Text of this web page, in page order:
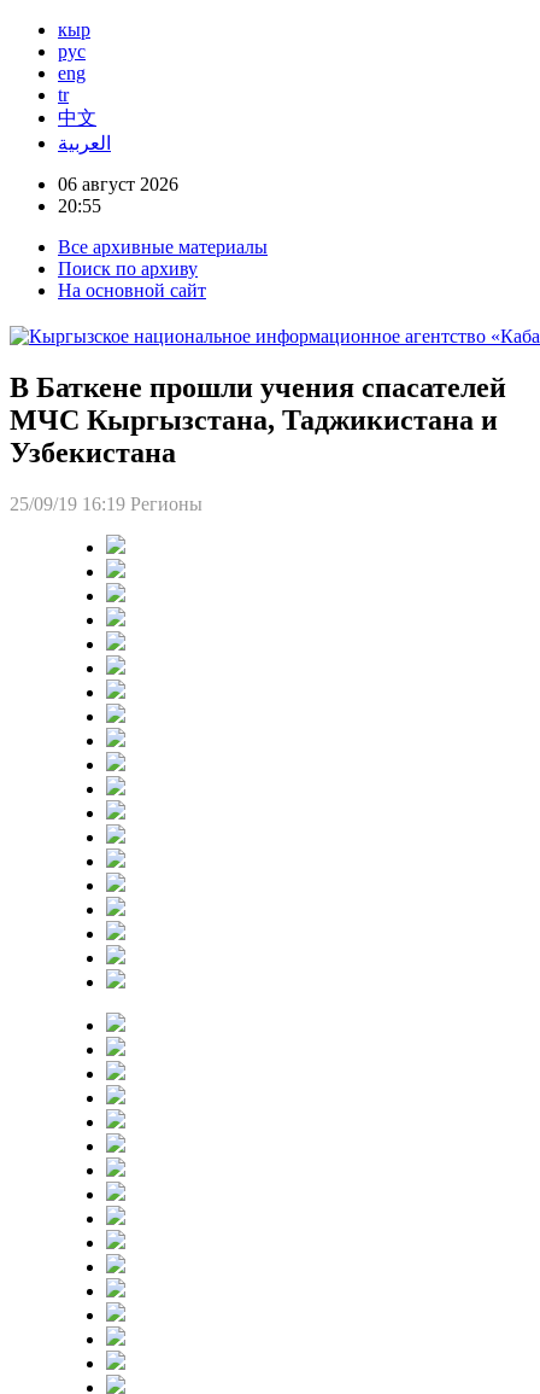
кыр
рус
eng
tr
中文
العربية
06 август 2026
20:55
Все архивные материалы
Поиск по архиву
На основной сайт
В Баткене прошли учения спасателей
МЧС Кыргызстана, Таджикистана и
Узбекистана
25/09/19 16:19 Регионы